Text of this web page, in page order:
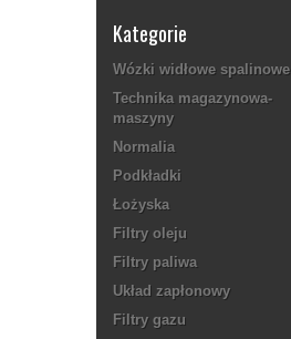
Kategorie
Wózki widłowe spalinowe
Technika magazynowa-
maszyny
Normalia
Podkładki
Łożyska
Filtry oleju
Filtry paliwa
Układ zapłonowy
Filtry gazu